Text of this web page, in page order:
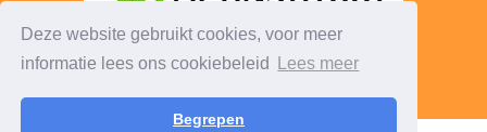
Deze website gebruikt cookies, voor meer
informatie lees ons cookiebeleid
Lees meer
Begrepen